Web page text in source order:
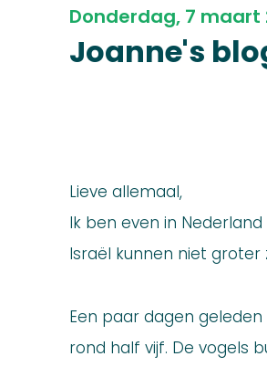
Donderdag, 7 maart
Joanne's
Lieve allemaal,
Ik ben even in
Israël kunnen niet groter
Een paar dagen
rond half vijf. De vogels